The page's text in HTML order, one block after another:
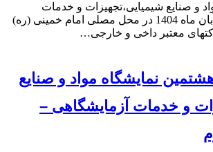
و صنایع شیمیایی،تجهیزات و خدمات
آزمایشگاهی، 5 و 8 آبان ماه 1404 در محل مصلی امام خمینی (ره)
معتبر داخی و خارجی…
نمایشگاه مواد و صنایع
و خدمات آزمایشگاهی –